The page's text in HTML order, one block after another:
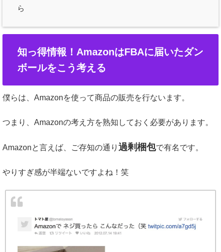
ら
知っ得情報！AmazonはFBAに届いたダン
ボールをこう考える
僕らは、Amazonを使って商品の販売を行ないます。
つまり、Amazonの考え方を熟知しておく必要があります。
Amazonと言えば、ご存知の通り 過剰梱包で有名です。
やりすぎ感が半端ないですよね！笑